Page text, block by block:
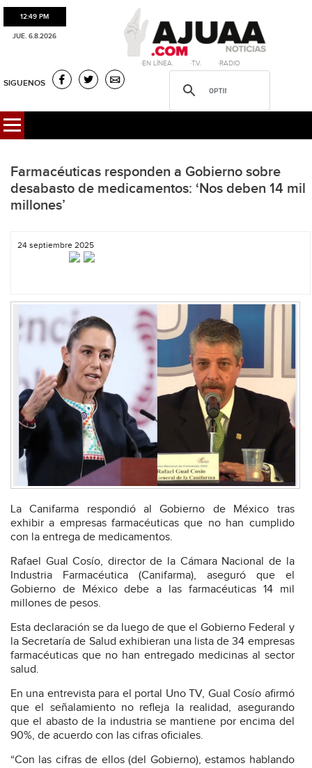
12:49 PM
JUE. 6.8.2026
·EN LÍNEA. ·T.V. ·RADIO
SIGUENOS
Farmacéuticas responden a Gobierno sobre
desabasto de medicamentos: ‘Nos deben 14 mil
millones’
24 septiembre 2025
La Canifarma respondió al Gobierno de México tras
exhibir a empresas farmacéuticas que no han cumplido
con la entrega de medicamentos.
Rafael Gual Cosío, director de la Cámara Nacional de la
Industria Farmacéutica (Canifarma), aseguró que el
Gobierno de México debe a las farmacéuticas 14 mil
millones de pesos.
Esta declaración se da luego de que el Gobierno Federal y
la Secretaría de Salud exhibieran una lista de 34 empresas
farmacéuticas que no han entregado medicinas al sector
salud.
En una entrevista para el portal Uno TV, Gual Cosío afirmó
que el señalamiento no refleja la realidad, asegurando
que el abasto de la industria se mantiene por encima del
90%, de acuerdo con las cifras oficiales.
“Con las cifras de ellos (del Gobierno), estamos hablando